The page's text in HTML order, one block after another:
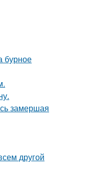
бурное
замершая
другой